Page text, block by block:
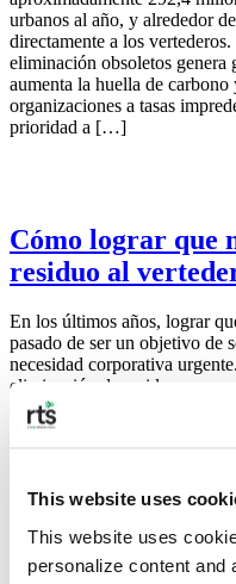
This website uses
This website uses
personalize content and
urbanos al año, y alrededor
directamente a los
eliminación obsoletos genera
aumenta la huella de
organizaciones a tasas
prioridad a […]
Cómo lograr que
residuo al
En los últimos años, lograr
pasado de ser un objetivo de
necesidad corporativa
eliminación de residuos se
endurece, eliminar nuestra
imprescindible para la
reorganización de las
recuperación de recursos, […]